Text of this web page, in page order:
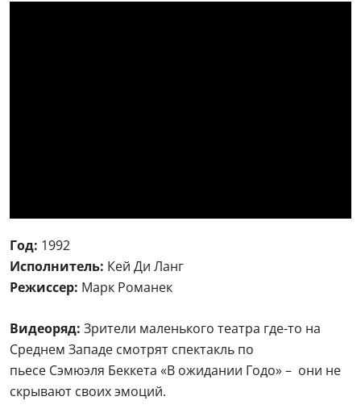
Год: 1992
Исполнитель: Кей Ди Ланг
Режиссер: Марк Романек
Видеоряд: Зрители маленького театра где-то на
Среднем Западе смотрят спектакль по
пьесе Сэмюэля Беккета «В ожидании Годо» – они не
скрывают своих эмоций.